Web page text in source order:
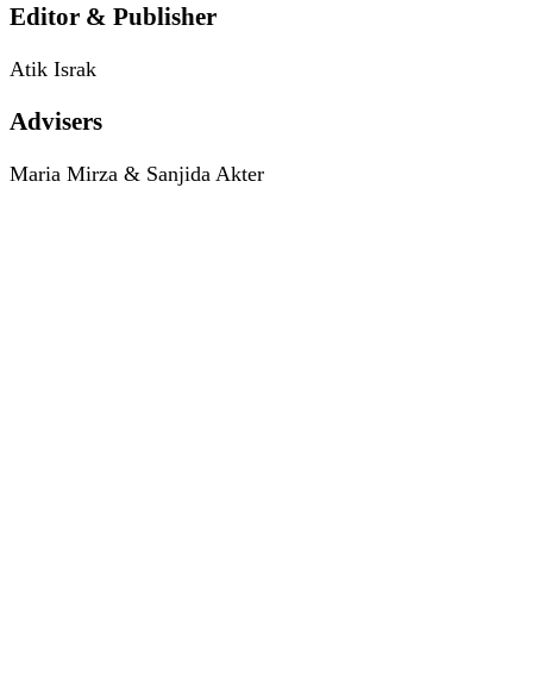
Editor & Publisher
Atik Israk
Advisers
Maria Mirza & Sanjida Akter